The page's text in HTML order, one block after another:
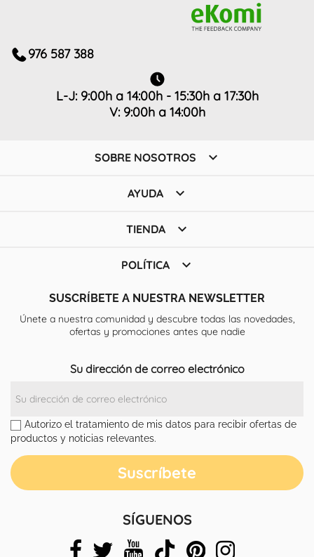
976 587 388
L-J: 9:00h a 14:00h - 15:30h a 17:30h
V: 9:00h a 14:00h
SOBRE NOSOTROS 
AYUDA 
TIENDA 
POLÍTICA 
SUSCRÍBETE A NUESTRA NEWSLETTER
Únete a nuestra comunidad y descubre todas las novedades,
ofertas y promociones antes que nadie
Su dirección de correo electrónico
Autorizo el tratamiento de mis datos para recibir ofertas de
productos y noticias relevantes.
SÍGUENOS